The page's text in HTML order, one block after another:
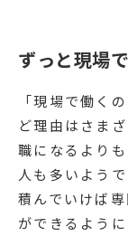
ずっと現場
「現場で働く
ど理由はさま
職になるより
人も多いよう
積んでいけば
ができるよう